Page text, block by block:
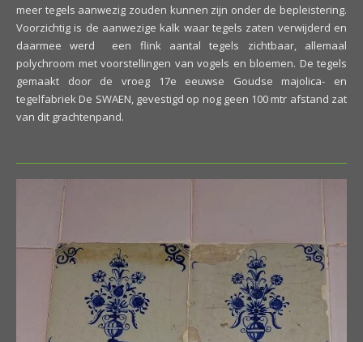
meer tegels aanwezig zouden kunnen zijn onder de bepleistering.
Voorzichtig is de aanwezige kalk waar tegels zaten verwijderd en
daarmee werd een flink aantal tegels zichtbaar, allemaal
polychroom met voorstellingen van vogels en bloemen. De tegels
gemaakt door de vroeg 17e eeuwse Goudse majolica- en
tegelfabriek De SWAEN, gevestigd op nog geen 100 mtr afstand zat
van dit grachtenpand.